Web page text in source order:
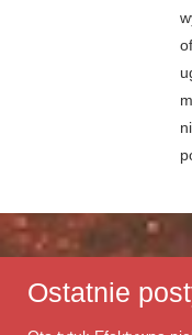
Ostatnie